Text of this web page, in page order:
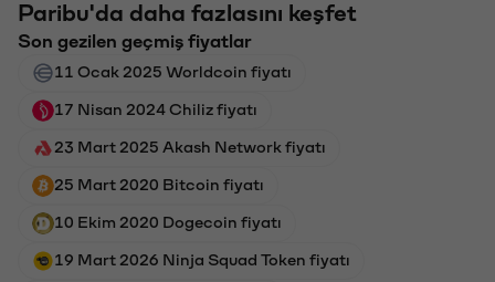
Paribu'da daha fazlasını keşfet
Son gezilen geçmiş fiyatlar
11 Ocak 2025 Worldcoin fiyatı
17 Nisan 2024 Chiliz fiyatı
23 Mart 2025 Akash Network fiyatı
25 Mart 2020 Bitcoin fiyatı
10 Ekim 2020 Dogecoin fiyatı
19 Mart 2026 Ninja Squad Token fiyatı